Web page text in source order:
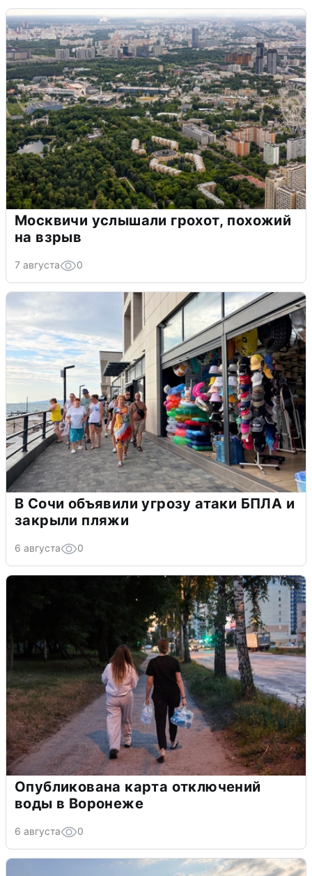
Москвичи услышали грохот, похожий
на взрыв
7 августа 0
В Сочи объявили угрозу атаки БПЛА и
закрыли пляжи
6 августа 0
Опубликована карта отключений
воды в Воронеже
6 августа 0